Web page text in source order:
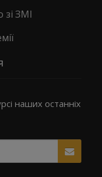
зі ЗМІ
наших останніх